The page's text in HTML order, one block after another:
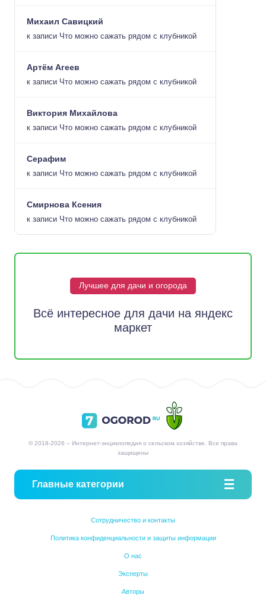
Михаил Савицкий
к записи Что можно сажать рядом с клубникой
Артём Агеев
к записи Что можно сажать рядом с клубникой
Виктория Михайлова
к записи Что можно сажать рядом с клубникой
Серафим
к записи Что можно сажать рядом с клубникой
Смирнова Ксения
к записи Что можно сажать рядом с клубникой
Лучшее для дачи и огорода
Всё интересное для дачи на яндекс
маркет
© 2018-2026 – Интернет-энциклопедия о сельском хозяйстве. Все права
защищены
Главные категории
Сотрудничество и контакты
Политика конфиденциальности и защиты информации
О нас
Эксперты
Авторы